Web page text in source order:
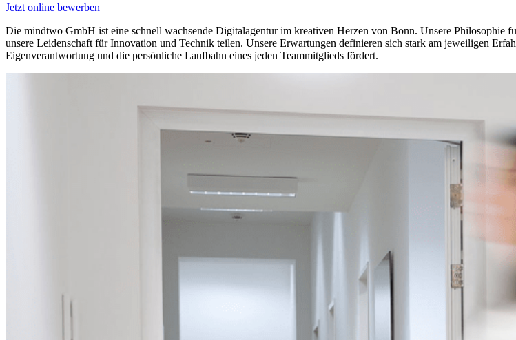
Jetzt online bewerben
Die mindtwo GmbH ist eine schnell wachsende Digitalagentur im kreativen Herzen von Bonn. Unsere
unsere Leidenschaft für Innovation und Technik teilen. Unsere Erwartungen definieren sich stark am jeweiligen
Eigenverantwortung und die persönliche Laufbahn eines jeden Teammitglieds fördert.